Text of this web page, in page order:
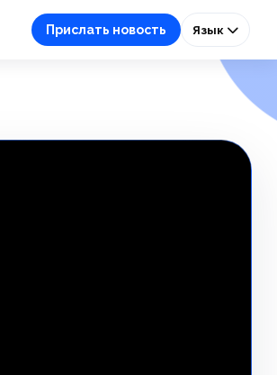
Прислать новость Язык